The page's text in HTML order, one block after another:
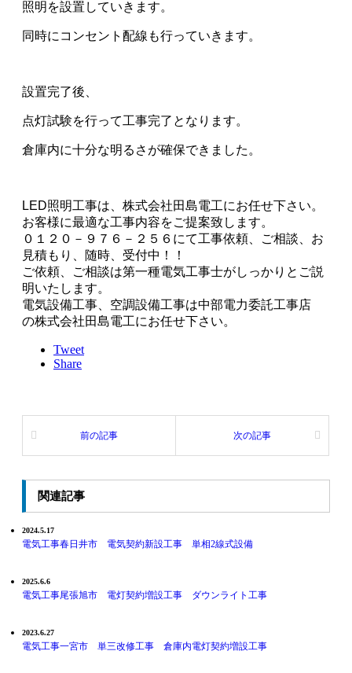
照明を設置していきます。
同時にコンセント配線も行っていきます。
設置完了後、
点灯試験を行って工事完了となります。
倉庫内に十分な明るさが確保できました。
LED照明工事は、株式会社田島電工にお任せ下さい。
お客様に最適な工事内容をご提案致します。
０１２０－９７６－２５６にて工事依頼、ご相談、お
見積もり、随時、受付中！！
ご依頼、ご相談は第一種電気工事士がしっかりとご説
明いたします。
電気設備工事、空調設備工事は中部電力委託工事店
の株式会社田島電工にお任せ下さい。
Tweet
Share
前の記事 次の記事
関連記事
2024.5.17
電気工事春日井市 電気契約新設工事 単相2線式設備
2025.6.6
電気工事尾張旭市 電灯契約増設工事 ダウンライト工事
2023.6.27
電気工事一宮市 単三改修工事 倉庫内電灯契約増設工事